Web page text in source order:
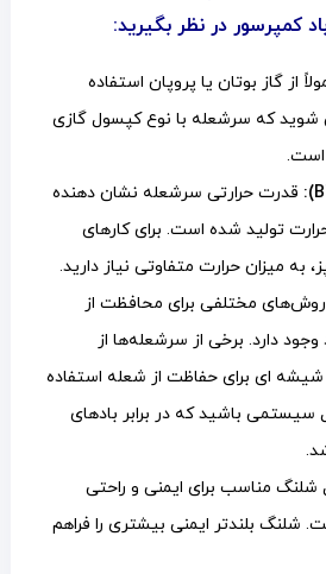
کمپرسور در نظر بگیرید:
از گاز بوتان یا پروپان استفاده
که سرشعله با نوع کپسول گازی
است.
قدرت حرارتی سرشعله نشان دهنده
تولید شده است. برای کارهای
میزان حرارت متفاوتی نیاز دارید.
روش‌های مختلفی برای محافظت از
وجود دارد. برخی از سرشعله‌ها از
ای برای حفاظت از شعله استفاده
سیستمی باشید که در برابر بادهای
شلنگ مناسب برای ایمنی و راحتی
شلنگ بلندتر ایمنی بیشتری را فراهم